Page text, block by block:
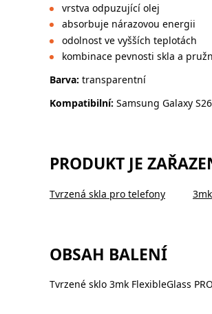
vrstva odpuzující olej
absorbuje nárazovou energii
odolnost ve vyšších teplotách
kombinace pevnosti skla a
Barva: transparentní
Kompatibilní: Samsung Galaxy
PRODUKT JE
Tvrzená skla pro telefony 3mk
OBSAH BALENÍ
Tvrzené sklo 3mk FlexibleGlass